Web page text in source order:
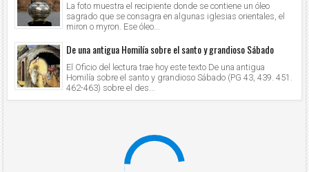
La foto muestra el recipiente donde se contiene un óleo
sagrado que se consagra en algunas iglesias orientales, el
miron o myron. Ese óleo...
De una antigua Homilía sobre el santo y grandioso Sábado
El Oficio del lectura trae hoy este texto De una antigua
Homilía sobre el santo y grandioso Sábado (PG 43, 439. 451.
462-463) sobre el des...